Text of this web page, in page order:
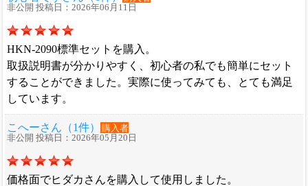
非公開 投稿日：2026年06月11日
HKN-2090標準セットを購入。
取扱説明書が分かりやすく、初心者の私でも簡単にセット
することができました。実際に使ってみても、とても満足
しています。
こへーさん（1件）
購入者
非公開 投稿日：2026年05月20日
価格面でヒダカさんを購入して使用しました。